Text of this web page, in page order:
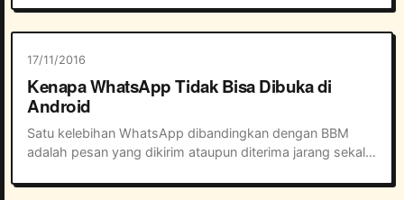
dan tentunya main game. Namun satu masalah y...
17/11/2016
Kenapa WhatsApp Tidak Bisa Dibuka di
Android
Satu kelebihan WhatsApp dibandingkan dengan BBM
adalah pesan yang dikirim ataupun diterima jarang sekali
memudahkan pengguna pemula untuk menggunakan